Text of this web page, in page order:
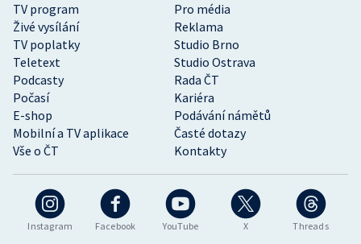
Instagram Facebook YouTube X Threads
TV program
Pro média
Živé vysílání
Reklama
TV poplatky
Studio Brno
Teletext
Studio Ostrava
Podcasty
Rada ČT
Počasí
Kariéra
E-shop
Podávání námětů
Mobilní a TV aplikace
Časté dotazy
Vše o ČT
Kontakty